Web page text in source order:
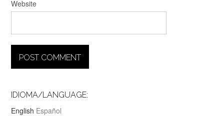
Website
IDIOMA/LANGUAGE:
English Español